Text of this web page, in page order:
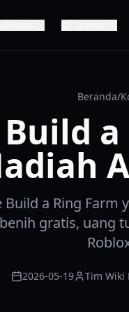
Beranda/
a Ring
gratis, uang
2026-05-19 Tim Wiki